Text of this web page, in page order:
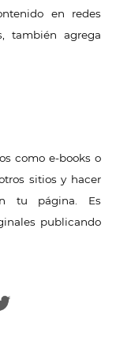
en redes
también agrega
como e-books o
sitios y hacer
tu página. Es
publicando